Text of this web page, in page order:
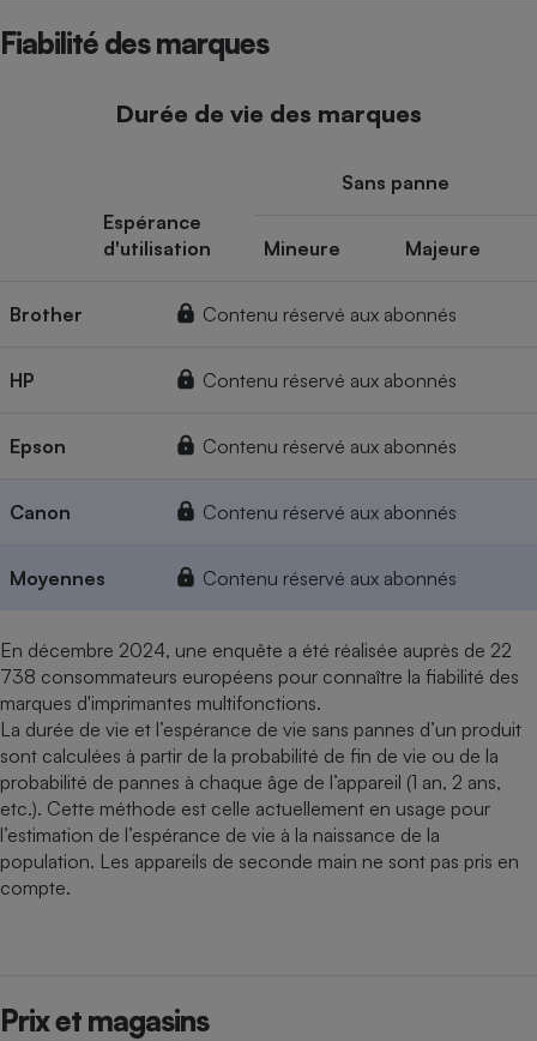
Fiabilité des marques
Durée de vie des marques
Espérance
d'utilisation
Sans panne
Mineure Majeure
Brother Contenu réservé aux abonnés
HP Contenu réservé aux abonnés
Epson Contenu réservé aux abonnés
Canon Contenu réservé aux abonnés
Moyennes Contenu réservé aux abonnés
En décembre 2024, une enquête a été réalisée auprès de 22
738 consommateurs européens pour connaître la fiabilité des
marques d'imprimantes multifonctions.
La durée de vie et l’espérance de vie sans pannes d’un produit
sont calculées à partir de la probabilité de fin de vie ou de la
probabilité de pannes à chaque âge de l’appareil (1 an, 2 ans,
etc.). Cette méthode est celle actuellement en usage pour
l’estimation de l’espérance de vie à la naissance de la
population. Les appareils de seconde main ne sont pas pris en
compte.
Prix et magasins